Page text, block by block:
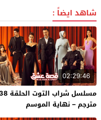
شاهد ايضاً :
02:29:46
مسلسل شراب
مترجم – نهاية الموسم